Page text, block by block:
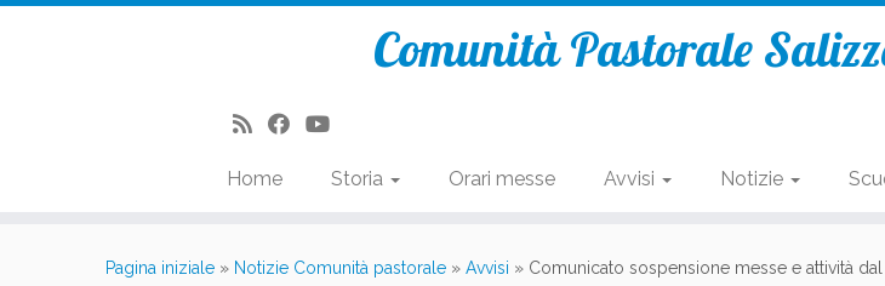
Comunità Pastorale
Home Storia Orari messe Avvisi Notizie
Pagina iniziale » Notizie Comunità pastorale » Avvisi » Comunicato sospensione messe e attività